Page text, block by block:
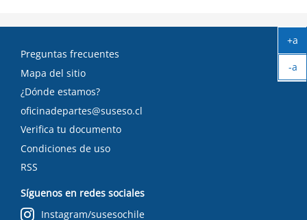
Preguntas frecuentes
Mapa del sitio
¿Dónde estamos?
oficinadepartes@suseso.cl
Verifica tu documento
Condiciones de uso
RSS
Síguenos en redes sociales
Instagram/susesochile
+a
-a